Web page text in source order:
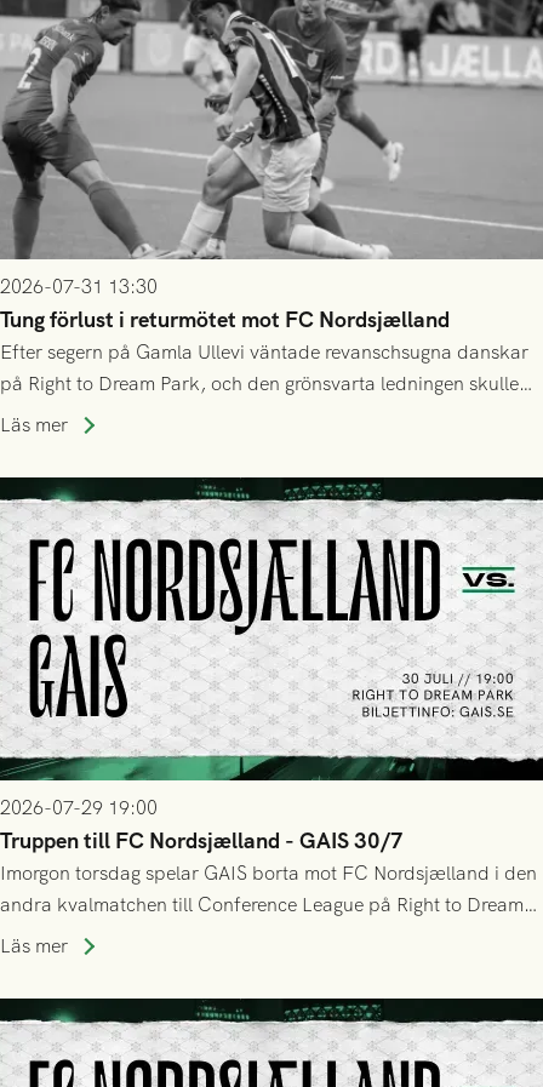
2026-07-31 13:30
Tung förlust i returmötet mot FC Nordsjælland
Efter segern på Gamla Ullevi väntade revanschsugna danskar
på Right to Dream Park, och den grönsvarta ledningen skulle
upphöra efter mindre än kvarten spelad. På lika mark visade
tennissiffror och det grönsvarta europaäventyret tog slut.
Läs mer
2026-07-29 19:00
Truppen till FC Nordsjælland - GAIS 30/7
Imorgon torsdag spelar GAIS borta mot FC Nordsjælland i den
andra kvalmatchen till Conference League på Right to Dream
Park! Fredrik Holmberg och ledarstaben har tagit ut följande
Läs mer